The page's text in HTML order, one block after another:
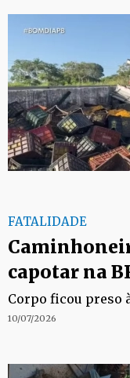
FATALIDADE
capotar na
Corpo ficou preso
10/07/2026